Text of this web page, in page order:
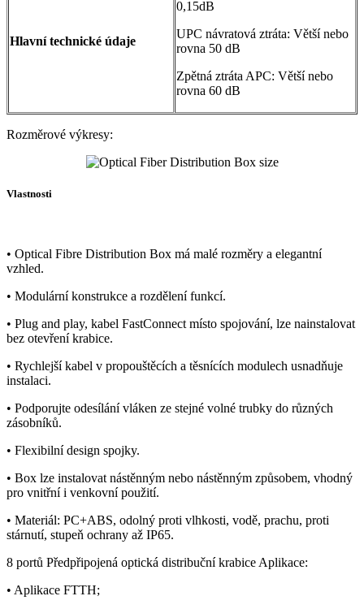
Hlavní technické údaje
0,15dB
UPC návratová ztráta: Větší nebo
rovna 50 dB
Zpětná ztráta APC: Větší nebo
rovna 60 dB
Rozměrové výkresy:
Vlastnosti
• Optical Fibre Distribution Box má malé rozměry a elegantní
vzhled.
• Modulární konstrukce a rozdělení funkcí.
• Plug and play, kabel FastConnect místo spojování, lze nainstalovat
bez otevření krabice.
• Rychlejší kabel v propouštěcích a těsnících modulech usnadňuje
instalaci.
• Podporujte odesílání vláken ze stejné volné trubky do různých
zásobníků.
• Flexibilní design spojky.
• Box lze instalovat nástěnným nebo nástěnným způsobem, vhodný
pro vnitřní i venkovní použití.
• Materiál: PC+ABS, odolný proti vlhkosti, vodě, prachu, proti
stárnutí, stupeň ochrany až IP65.
8 portů Předpřipojená optická distribuční krabice Aplikace:
• Aplikace FTTH;